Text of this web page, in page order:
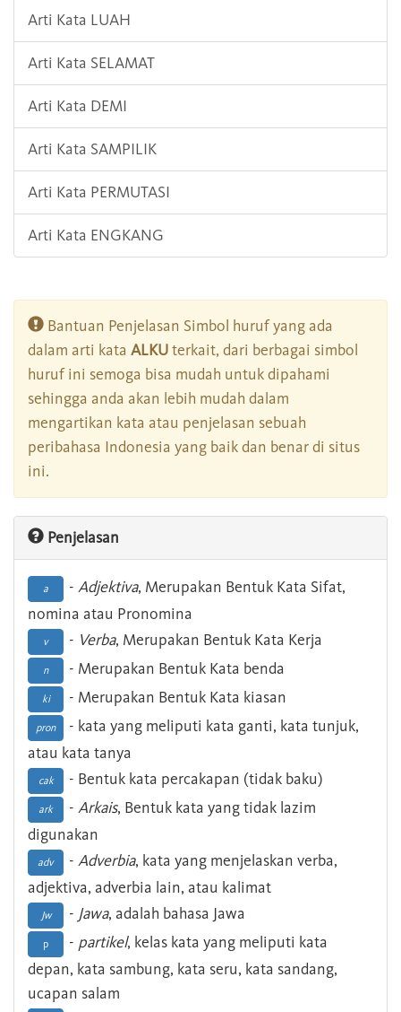
Arti Kata LUAH
Arti Kata SELAMAT
Arti Kata DEMI
Arti Kata SAMPILIK
Arti Kata PERMUTASI
Arti Kata ENGKANG
Bantuan Penjelasan Simbol huruf yang ada
dalam arti kata ALKUterkait, dari berbagai simbol
huruf ini semoga bisa mudah untuk dipahami
sehingga anda akan lebih mudah dalam
mengartikan kata atau penjelasan sebuah
peribahasa Indonesia yang baik dan benar di situs
ini.
Penjelasan
a - Adjektiva, Merupakan Bentuk Kata Sifat,
nomina atau Pronomina
v - Verba, Merupakan Bentuk Kata Kerja
n - Merupakan Bentuk Kata benda
ki - Merupakan Bentuk Kata kiasan
pron
- kata yang meliputi kata ganti, kata tunjuk,
atau kata tanya
cak - Bentuk kata percakapan (tidak baku)
ark - Arkais, Bentuk kata yang tidak lazim
digunakan
adv - Adverbia, kata yang menjelaskan verba,
adjektiva, adverbia lain, atau kalimat
Jw - Jawa, adalah bahasa Jawa
p - partikel, kelas kata yang meliputi kata
depan, kata sambung, kata seru, kata sandang,
ucapan salam